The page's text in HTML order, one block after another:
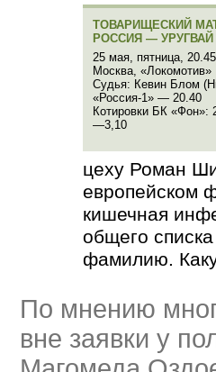
ТОВАРИЩЕСКИЙ
РОССИЯ — УРУГВАЙ
25 мая, пятница, 20.45
Москва, «Локомотив»
Судья: Кевин Блом (
«Россия-1» — 20.40
Котировки БК «Фон»:
—3,10
цеху Роман
европейском
кишечная
общего
фамилию.
По мнению
вне заявки у